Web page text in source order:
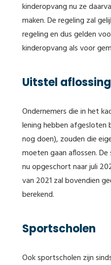
kinderopvang nu ze
maken. De regeling zal
regeling en dus gelden
kinderopvang als voor
Uitstel
Ondernemers die in het
lening hebben
nog doen), zouden die
moeten gaan aflossen.
nu opgeschort naar juli
van 2021 zal bovendien
berekend.
Sportscholen
Ook sportscholen zijn